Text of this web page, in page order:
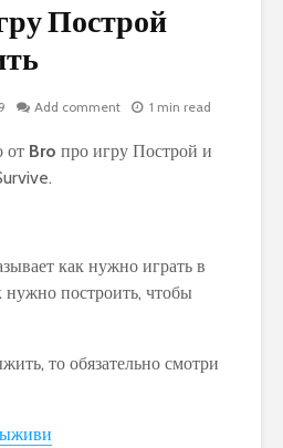
Построй
Add comment 1 min read
от Bro про игру Построй и
как нужно играть в
построить, чтобы
то обязательно смотри